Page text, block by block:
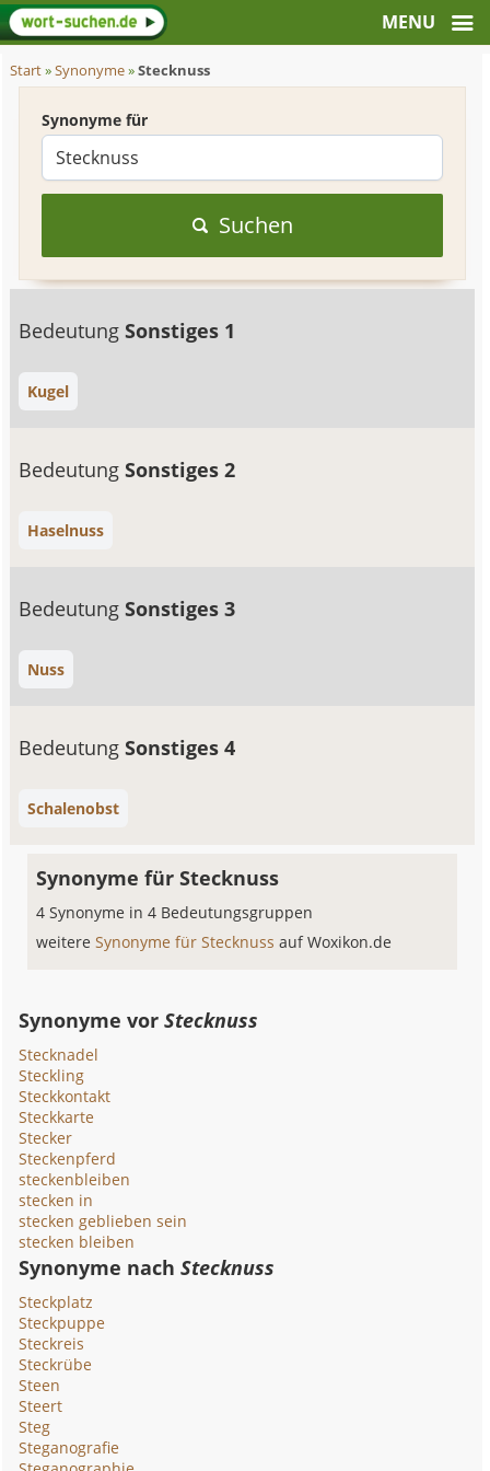
Start»Synonyme»Stecknuss
Synonyme für
Suchen
BedeutungSonstiges 1
Kugel
BedeutungSonstiges 2
Haselnuss
BedeutungSonstiges 3
Nuss
BedeutungSonstiges 4
Schalenobst
Synonyme für Stecknuss
4 Synonyme in 4 Bedeutungsgruppen
weitereSynonyme für Stecknussauf Woxikon.de
Synonyme vorStecknuss
Stecknadel
Steckling
Steckkontakt
Steckkarte
Stecker
Steckenpferd
steckenbleiben
stecken in
stecken geblieben sein
stecken bleiben
Synonyme nachStecknuss
Steckplatz
Steckpuppe
Steckreis
Steckrübe
Steen
Steert
Steg
Steganografie